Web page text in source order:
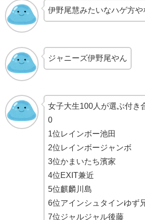
伊野尾慧みたいなハゲ方や
ジャニーズ伊野尾やん
女子大生100人が選ぶ付き
0
1位レインボー池田
2位レインボージャンボ
3位かまいたち濱家
4位EXIT兼近
5位麒麟川島
6位アインシュタインゆず
7位ジャルジャル後藤